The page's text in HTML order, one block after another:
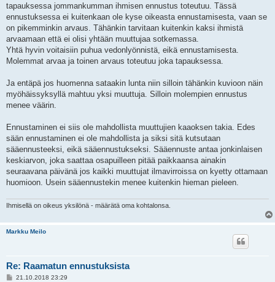
tapauksessa jommankumman ihmisen ennustus toteutuu. Tässä
ennustuksessa ei kuitenkaan ole kyse oikeasta ennustamisesta, vaan se
on pikemminkin arvaus. Tähänkin tarvitaan kuitenkin kaksi ihmistä
arvaamaan että ei olisi yhtään muuttujaa sotkemassa.
Yhtä hyvin voitaisiin puhua vedonlyönnistä, eikä ennustamisesta.
Molemmat arvaa ja toinen arvaus toteutuu joka tapauksessa.
Ja entäpä jos huomenna sataakin lunta niin silloin tähänkin kuvioon näin
myöhäissyksyllä mahtuu yksi muuttuja. Silloin molempien ennustus
menee väärin.
Ennustaminen ei siis ole mahdollista muuttujien kaaoksen takia. Edes
sään ennustaminen ei ole mahdollista ja siksi sitä kutsutaan
sääennusteeksi, eikä sääennustukseksi. Sääennuste antaa jonkinlaisen
keskiarvon, joka saattaa osapuilleen pitää paikkaansa ainakin
seuraavana päivänä jos kaikki muuttujat ilmavirroissa on kyetty ottamaan
huomioon. Usein sääennustekin menee kuitenkin hieman pieleen.
Ihmisellä on oikeus yksilönä - määrätä oma kohtalonsa.
Markku Meilo
Re: Raamatun ennustuksista
V21.10.2018 23:29